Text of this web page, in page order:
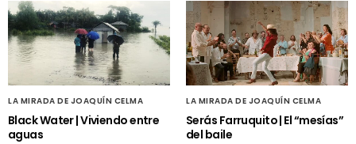
LA MIRADA DE JOAQUÍN CELMA
Black Water | Viviendo entre
aguas
LA MIRADA DE JOAQUÍN CELMA
Serás Farruquito | El “mesías”
del baile